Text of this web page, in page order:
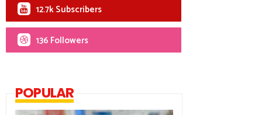
12.7k Subscribers
136 Followers
POPULAR